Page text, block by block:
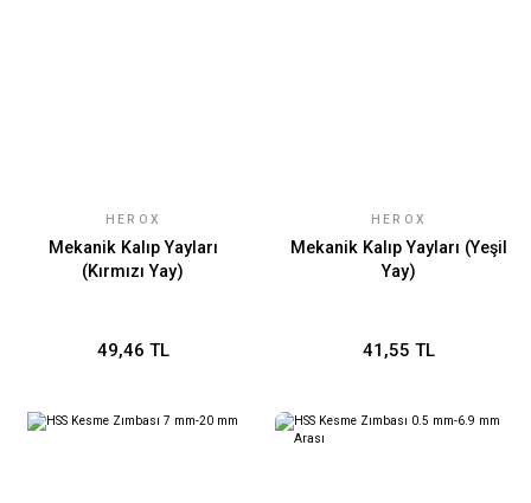
HEROX
Mekanik Kalıp Yayları
(Kırmızı Yay)
49,46 TL
HEROX
Mekanik Kalıp Yayları (Yeşil
Yay)
41,55 TL